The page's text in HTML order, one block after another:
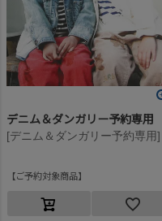
デニム＆ダンガリー予約専用
ご予約対象商品